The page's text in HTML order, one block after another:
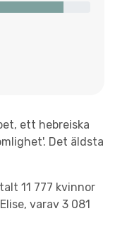
ett hebreiska
Det äldsta
11 777 kvinnor
varav 3 081